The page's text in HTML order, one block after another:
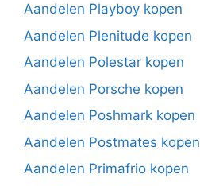
Aandelen Playboy kopen
Aandelen Plenitude kopen
Aandelen Polestar kopen
Aandelen Porsche kopen
Aandelen Poshmark kopen
Aandelen Postmates kopen
Aandelen Primafrio kopen